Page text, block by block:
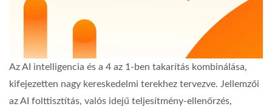
Az AI intelligencia és a 4 az 1-ben takarítás kombinálása,
kifejezetten nagy kereskedelmi terekhez tervezve. Jellemzői
az AI folttisztítás, valós idejű teljesítmény-ellenőrzés,